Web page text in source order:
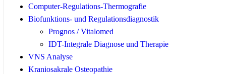
Computer-Regulations-Thermografie
Biofunktions- und Regulationsdiagnostik
Prognos / Vitalomed
IDT-Integrale Diagnose und Therapie
VNS Analyse
Kraniosakrale Osteopathie